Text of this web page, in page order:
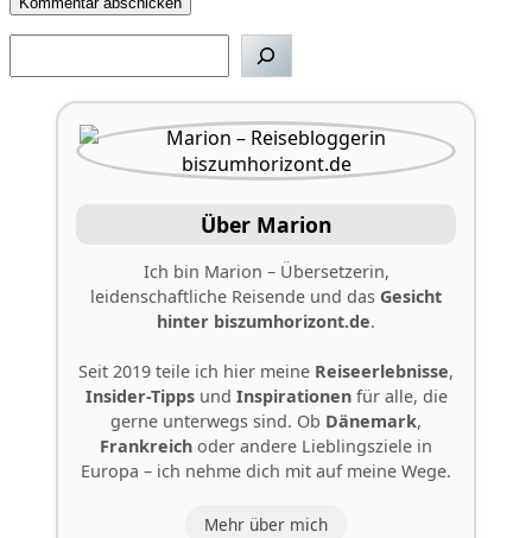
Über Marion
Ich bin Marion – Übersetzerin,
leidenschaftliche Reisende und das Gesicht
hinter biszumhorizont.de.
Seit 2019 teile ich hier meine Reiseerlebnisse,
Insider-Tippsund Inspirationenfür alle, die
gerne unterwegs sind. Ob Dänemark,
Frankreich oder andere Lieblingsziele in
Europa – ich nehme dich mit auf meine Wege.
Mehr über mich